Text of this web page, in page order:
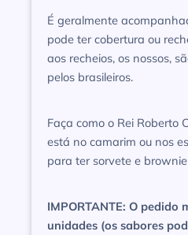
É geralmente
pode ter cobertura ou
aos recheios, os nossos,
pelos brasileiros.
Faça como o Rei Roberto
está no camarim ou nos
para ter sorvete e
IMPORTANTE: O pedido
unidades (os sabores